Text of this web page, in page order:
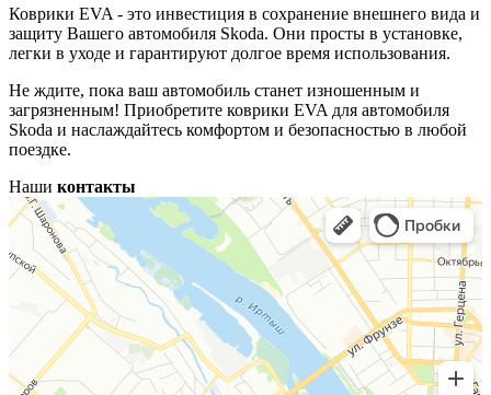
Коврики EVA - это инвестиция в сохранение внешнего вида и
защиту Вашего автомобиля Skoda. Они просты в установке,
легки в уходе и гарантируют долгое время использования.
Не ждите, пока ваш автомобиль станет изношенным и
загрязненным! Приобретите коврики EVA для автомобиля
Skoda и наслаждайтесь комфортом и безопасностью в любой
поездке.
Наши контакты